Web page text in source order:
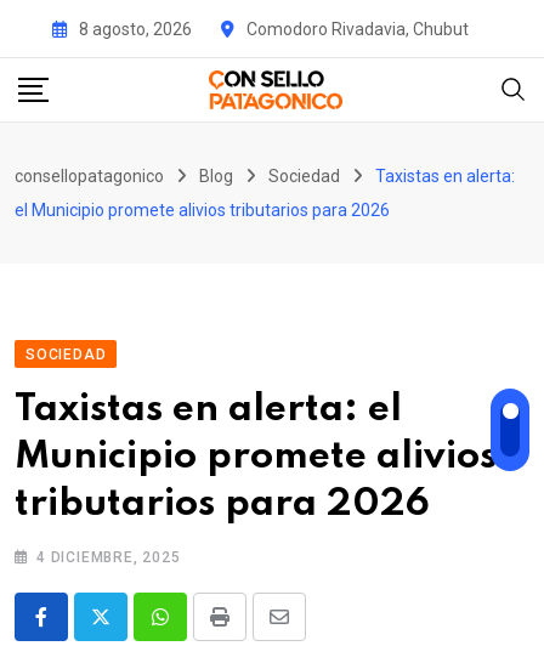
content
8 agosto, 2026 Comodoro Rivadavia, Chubut
consellopatagonico Blog Sociedad
Taxistas en alerta:
el Municipio promete alivios tributarios para 2026
SOCIEDAD
Taxistas en alerta: el
Municipio promete alivios
tributarios para 2026
4 DICIEMBRE, 2025
WhatsappPrint
Share